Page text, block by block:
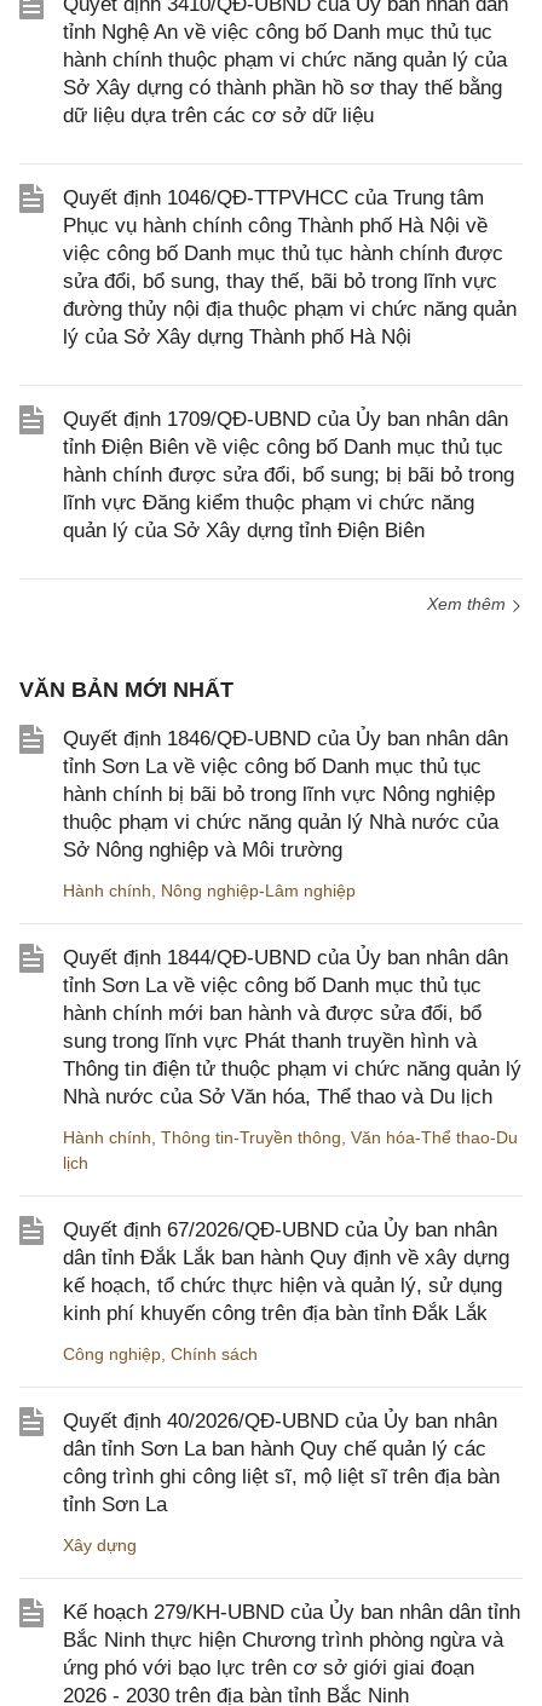
Quyết định 3410/QĐ-UBND của Ủy ban nhân dân
tỉnh Nghệ An về việc công bố Danh mục thủ tục
hành chính thuộc phạm vi chức năng quản lý của
Sở Xây dựng có thành phần hồ sơ thay thế bằng
dữ liệu dựa trên các cơ sở dữ liệu
Quyết định 1046/QĐ-TTPVHCC của Trung tâm
Phục vụ hành chính công Thành phố Hà Nội về
việc công bố Danh mục thủ tục hành chính được
sửa đổi, bổ sung, thay thế, bãi bỏ trong lĩnh vực
đường thủy nội địa thuộc phạm vi chức năng quản
lý của Sở Xây dựng Thành phố Hà Nội
Quyết định 1709/QĐ-UBND của Ủy ban nhân dân
tỉnh Điện Biên về việc công bố Danh mục thủ tục
hành chính được sửa đổi, bổ sung; bị bãi bỏ trong
lĩnh vực Đăng kiểm thuộc phạm vi chức năng
quản lý của Sở Xây dựng tỉnh Điện Biên
Xem thêm
VĂN BẢN MỚI NHẤT
Quyết định 1846/QĐ-UBND của Ủy ban nhân dân
tỉnh Sơn La về việc công bố Danh mục thủ tục
hành chính bị bãi bỏ trong lĩnh vực Nông nghiệp
thuộc phạm vi chức năng quản lý Nhà nước của
Sở Nông nghiệp và Môi trường
Hành chính, Nông nghiệp-Lâm nghiệp
Quyết định 1844/QĐ-UBND của Ủy ban nhân dân
tỉnh Sơn La về việc công bố Danh mục thủ tục
hành chính mới ban hành và được sửa đổi, bổ
sung trong lĩnh vực Phát thanh truyền hình và
Thông tin điện tử thuộc phạm vi chức năng quản lý
Nhà nước của Sở Văn hóa, Thể thao và Du lịch
Hành chính, Thông tin-Truyền thông, Văn hóa-Thể thao-Du
lịch
Quyết định 67/2026/QĐ-UBND của Ủy ban nhân
dân tỉnh Đắk Lắk ban hành Quy định về xây dựng
kế hoạch, tổ chức thực hiện và quản lý, sử dụng
kinh phí khuyến công trên địa bàn tỉnh Đắk Lắk
Công nghiệp, Chính sách
Quyết định 40/2026/QĐ-UBND của Ủy ban nhân
dân tỉnh Sơn La ban hành Quy chế quản lý các
công trình ghi công liệt sĩ, mộ liệt sĩ trên địa bàn
tỉnh Sơn La
Xây dựng
Kế hoạch 279/KH-UBND của Ủy ban nhân dân tỉnh
Bắc Ninh thực hiện Chương trình phòng ngừa và
ứng phó với bạo lực trên cơ sở giới giai đoạn
2026 - 2030 trên địa bàn tỉnh Bắc Ninh